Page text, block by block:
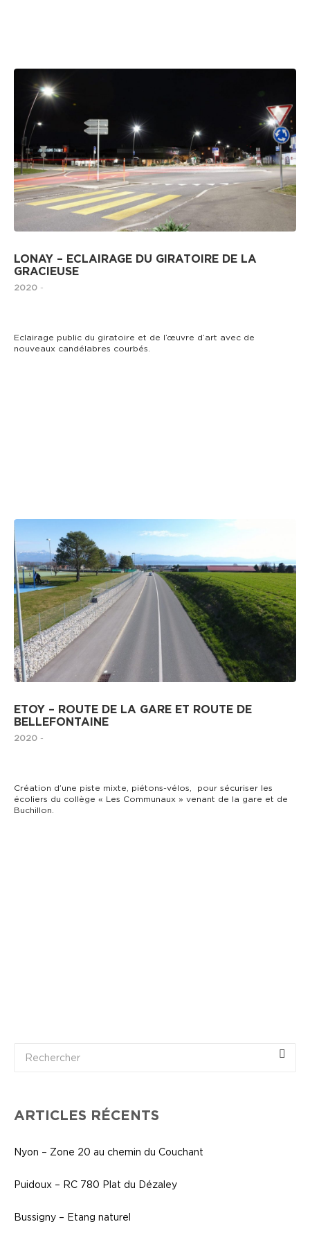
LONAY – ECLAIRAGE DU GIRATOIRE DE LA
GRACIEUSE
2020 -
Eclairage public du giratoire et de l’œuvre d’art avec de
nouveaux candélabres courbés.
ETOY – ROUTE DE LA GARE ET ROUTE DE
BELLEFONTAINE
2020 -
Création d’une piste mixte, piétons-vélos, pour sécuriser les
écoliers du collège « Les Communaux » venant de la gare et de
Buchillon.
ARTICLES RÉCENTS
Nyon – Zone 20 au chemin du Couchant
Puidoux – RC 780 Plat du Dézaley
Bussigny – Etang naturel